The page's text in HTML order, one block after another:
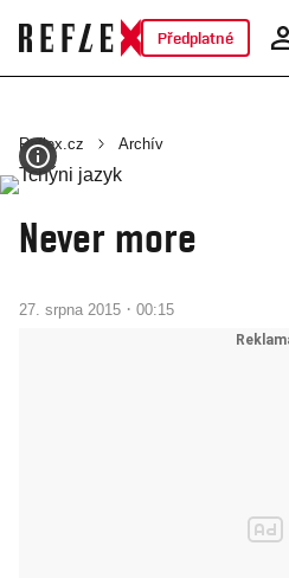
Předplatné
Reflex.cz Archív
Never more
27. srpna 2015 · 00:15